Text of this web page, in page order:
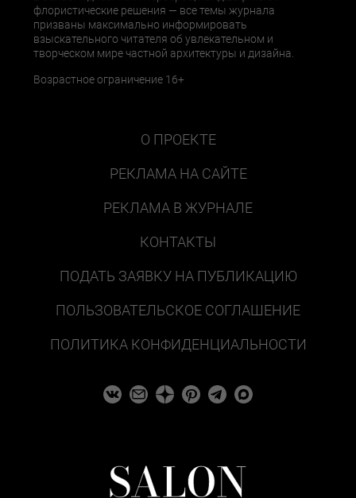
флористические решения — все темы журнала
призваны максимально информировать
взыскательного читателя об увлекательном и
творческом мире частной архитектуры и дизайна.
Возрастное ограничение 16+
О ПРОЕКТЕ
РЕКЛАМА НА САЙТЕ
РЕКЛАМА В ЖУРНАЛЕ
КОНТАКТЫ
ПОДАТЬ ЗАЯВКУ НА ПУБЛИКАЦИЮ
ПОЛЬЗОВАТЕЛЬСКОЕ СОГЛАШЕНИЕ
ПОЛИТИКА КОНФИДЕНЦИАЛЬНОСТИ